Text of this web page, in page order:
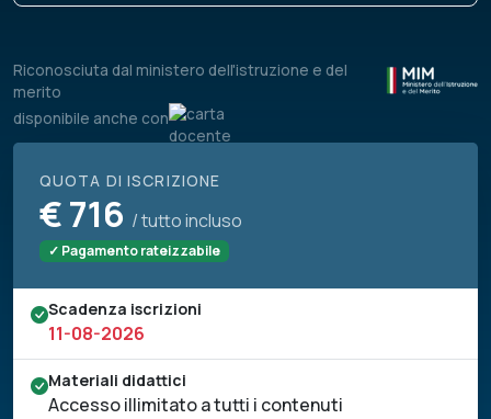
Riconosciuta dal ministero dell'istruzione e del
merito
disponibile anche con
QUOTA DI ISCRIZIONE
€716 / tutto incluso
✓ Pagamento rateizzabile
Scadenza iscrizioni
11-08-2026
Materiali didattici
Accesso illimitato a tutti i contenuti